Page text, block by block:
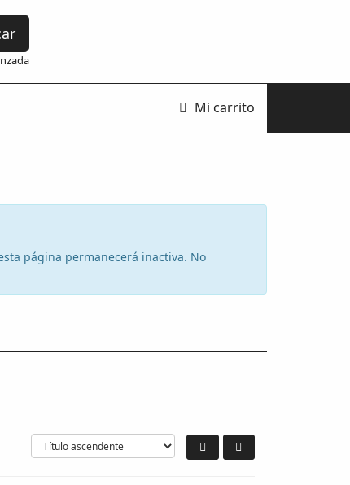
Mi carrito
página permanecerá inactiva. No